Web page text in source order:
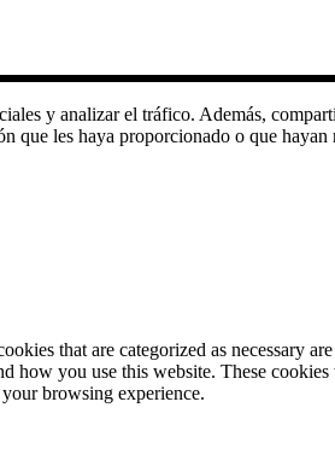
y analizar el tráfico. Además,
les haya proporcionado o que
that are categorized as necessary
how you use this website. These
browsing experience.